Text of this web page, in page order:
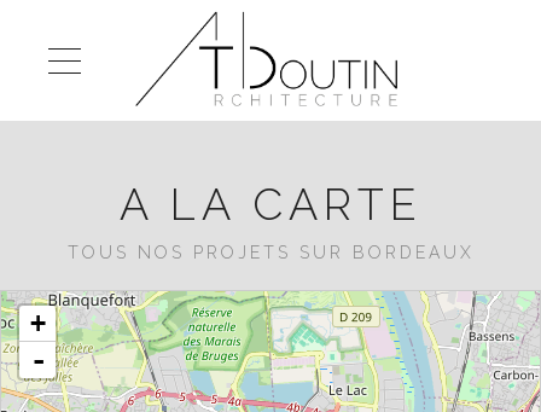
A LA CARTE
TOUS NOS PROJETS SUR BORDEAUX
chargement de la carte - veuillez patienter...
+
-